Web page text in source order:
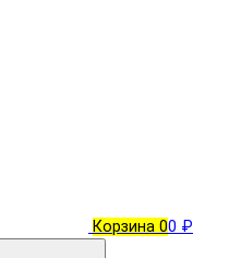
Корзина 00 ₽